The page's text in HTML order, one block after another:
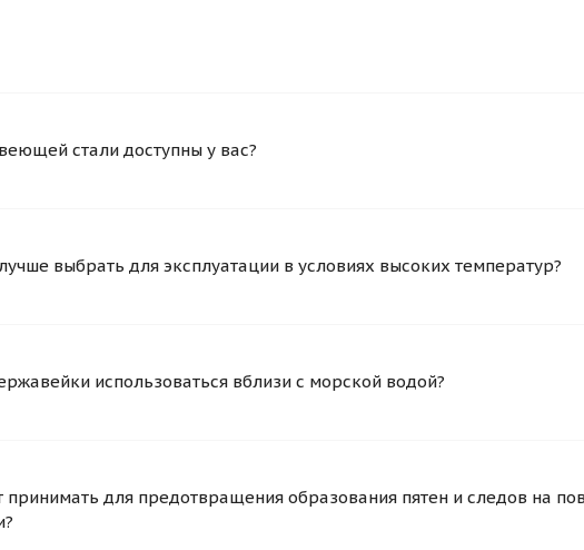
стали доступны у вас?
выбрать для эксплуатации в условиях высоких температур?
использоваться вблизи с морской водой?
для предотвращения образования пятен и следов на